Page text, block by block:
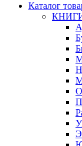
Каталог